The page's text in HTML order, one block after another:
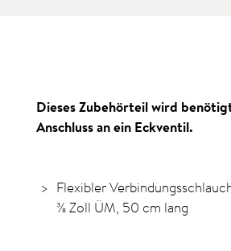
Dieses Zubehörteil wird
Anschluss an ein Eckventil.
Flexibler
⅜ Zoll ÜM, 50 cm lang